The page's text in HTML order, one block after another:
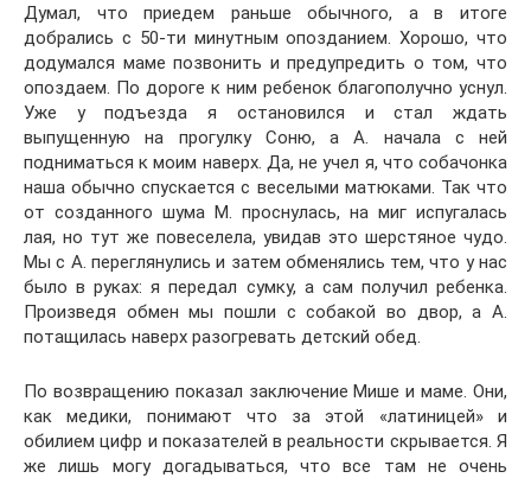
Думал, что приедем раньше обычного, а в итоге
добрались с 50-ти минутным опозданием. Хорошо, что
додумался маме позвонить и предупредить о том, что
опоздаем. По дороге к ним ребенок благополучно уснул.
Уже у подъезда я остановился и стал ждать
выпущенную на прогулку Соню, а А. начала с ней
подниматься к моим наверх. Да, не учел я, что собачонка
наша обычно спускается с веселыми матюками. Так что
от созданного шума М. проснулась, на миг испугалась
лая, но тут же повеселела, увидав это шерстяное чудо.
Мы с А. переглянулись и затем обменялись тем, что у нас
было в руках: я передал сумку, а сам получил ребенка.
Произведя обмен мы пошли с собакой во двор, а А.
потащилась наверх разогревать детский обед.
По возвращению показал заключение Мише и маме. Они,
как медики, понимают что за этой «латиницей» и
обилием цифр и показателей в реальности скрывается. Я
же лишь могу догадываться, что все там не очень